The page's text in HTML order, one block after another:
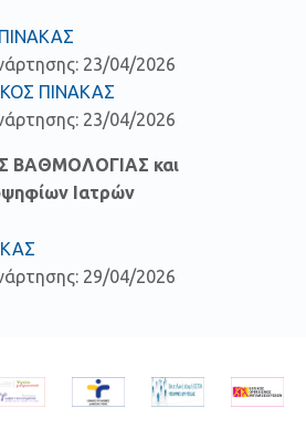
23/04/2026
ΠΙΝΑΚΑΣ
23/04/2026
ΒΑΘΜΟΛΟΓΙΑΣ και
Ιατρών
29/04/2026